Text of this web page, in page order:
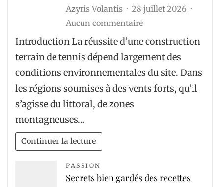
Azyris Volantis
28 juillet 2026
Aucun commentairesur
Comment
adapter
construction
terrain
exposée
Introduction La réussite d’une construction
terrain de tennis dépend largement des
conditions environnementales du site. Dans
les régions soumises à des vents forts, qu’il
s’agisse du littoral, de zones
montagneuses…
Continuer la lecture
PASSION
Secrets bien gardés des recettes